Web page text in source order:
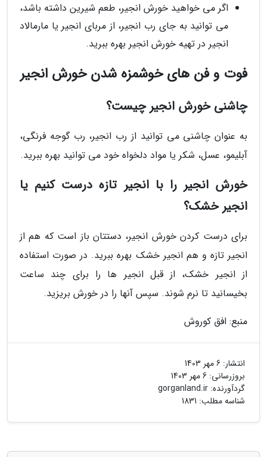
اگر می خواهید خورش انجیر، طعم شیرین داشته باشد،
می توانید به جای رب انجیر، از مربای انجیر یا مارمالاد
انجیر در تهیه خورش انجیر بهره ببرید.
فوت و فن های خوشمزه شدن خورش انجیر
چاشنی خورش انجیر چیست؟
به عنوان چاشنی می توانید از رب انجیر، رب گوجه فرنگی،
آبلیمو، عسل، شکر یا مواد دلخواه خود می توانید بهره ببرید.
خورش انجیر را با انجیر تازه درست کنیم یا
انجیر خشک؟
برای درست کردن خورش انجیر، دستتان باز است که هم از
انجیر تازه و هم انجیر خشک بهره ببرید. در صورت استفاده
از انجیر خشک، از قبل انجیر ها را برای چند ساعت
بخیسانید تا نرم شوند. سپس آنها را در خورش بریزید.
منبع: افق کوروش
انتشار: 6 مهر 1403
بروزرسانی: 6 مهر 1403
گردآورنده: gorganland.ir
شناسه مطلب: 1831